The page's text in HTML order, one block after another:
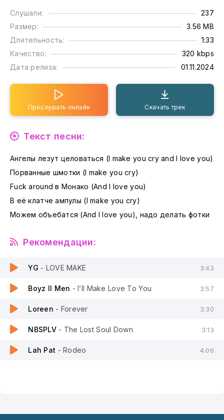
Слушали:
237
Размер:
3.56 MB
Длительность:
1:33
Качество:
320 kbps
Дата релиза:
01.11.2024
Прослушать онлайн Скачать трек
Текст песни:
Ангелы лезут целоваться (I make you cry and I love you)
Порванные шмотки (I make you cry)
Fuck around в Монако (And I love you)
В её клатче ампулы (I make you cry)
Можем объебатся (And I love you), надо делать фотки
Рекомендации:
YG - LOVE MAKE 3:43
Boyz II Men - I’ll Make Love To You 3:57
Loreen - Forever 3:30
NBSPLV - The Lost Soul Down 3:13
Lah Pat - Rodeo 4:06